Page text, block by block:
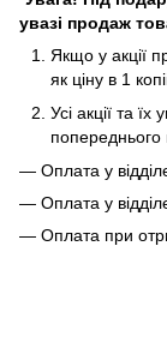
увазі продаж
Якщо у акції
як ціну в 1
Усі акції та
попереднього
— Оплата у
— Оплата у
— Оплата при